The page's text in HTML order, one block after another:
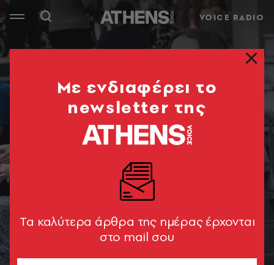
VOICE RADIO
Mε ενδιαφέρει το
newsletter της
Tα καλύτερα άρθρα της ημέρας έρχονται
στο mail σου